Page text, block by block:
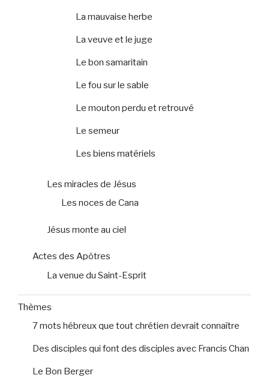
La mauvaise herbe
La veuve et le juge
Le bon samaritain
Le fou sur le sable
Le mouton perdu et retrouvé
Le semeur
Les biens matériels
Les miracles de Jésus
Les noces de Cana
Jésus monte au ciel
Actes des Apôtres
La venue du Saint-Esprit
Thèmes
7 mots hébreux que tout chrétien devrait connaître
Des disciples qui font des disciples avec Francis Chan
Le Bon Berger